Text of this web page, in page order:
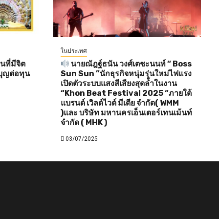
ที่มีจิต
ญต่อทุน
ในประเทศ
นายณัฎฐ์ธนัน วงศ์เตชะนนท์ “ Boss
Sun Sun ”นักธุรกิจหนุ่มรุ่นใหม่ไฟแรง
เปิดตัวระบบแสงสีเสียงสุดล้ำในงาน
“Khon Beat Festival 2025 “ภายใต้
แบรนด์ เวิลด์ไวด์ มีเดีย จำกัด( WMM
)และ บริษัท มหานครเอ็นเตอร์เทนเม้นท์
จำกัด ( MHK )
03/07/2025